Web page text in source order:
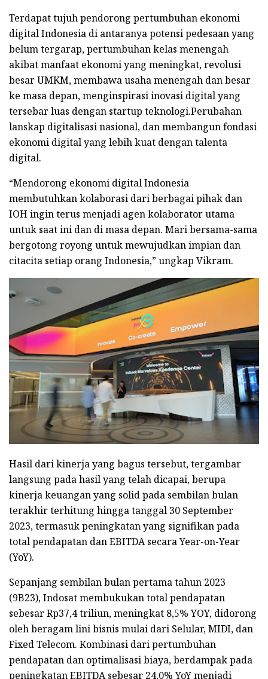
Terdapat tujuh pendorong pertumbuhan ekonomi
digital Indonesia di antaranya potensi pedesaan yang
belum tergarap, pertumbuhan kelas menengah
akibat manfaat ekonomi yang meningkat, revolusi
besar UMKM, membawa usaha menengah dan besar
ke masa depan, menginspirasi inovasi digital yang
tersebar luas dengan startup teknologi.Perubahan
lanskap digitalisasi nasional, dan membangun fondasi
ekonomi digital yang lebih kuat dengan talenta
digital.
“Mendorong ekonomi digital Indonesia
membutuhkan kolaborasi dari berbagai pihak dan
IOH ingin terus menjadi agen kolaborator utama
untuk saat ini dan di masa depan. Mari bersama-sama
bergotong royong untuk mewujudkan impian dan
citacita setiap orang Indonesia,” ungkap Vikram.
Hasil dari kinerja yang bagus tersebut, tergambar
langsung pada hasil yang telah dicapai, berupa
kinerja keuangan yang solid pada sembilan bulan
terakhir terhitung hingga tanggal 30 September
2023, termasuk peningkatan yang signifikan pada
total pendapatan dan EBITDA secara Year-on-Year
(YoY).
Sepanjang sembilan bulan pertama tahun 2023
(9B23), Indosat membukukan total pendapatan
sebesar Rp37,4 triliun, meningkat 8,5% YOY, didorong
oleh beragam lini bisnis mulai dari Selular, MIDI, dan
Fixed Telecom. Kombinasi dari pertumbuhan
pendapatan dan optimalisasi biaya, berdampak pada
peningkatan EBITDA sebesar 24,0% YoY menjadi